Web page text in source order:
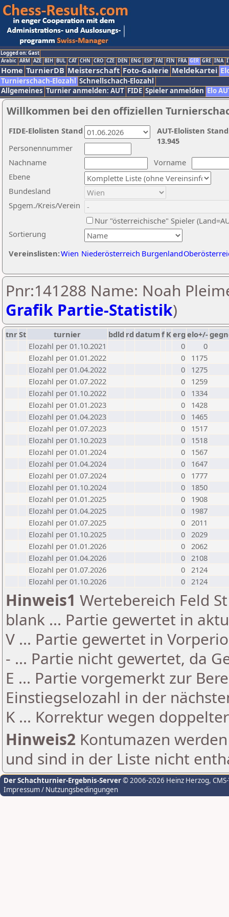
Logged on: Gast
Arabic ARM AZE BIH BUL CAT CHN CRO CZE DEN ENG ESP FAI FIN FRA GER GRE INA
Home TurnierDB Meisterschaft Foto-Galerie Meldekartei
Turnierschach-Elozahl Schnellschach-Elozahl
Allgemeines Turnier anmelden: AUT FIDE Spieler anmelden Elo
Willkommen bei den offiziellen
Nachname
Vorname
Ebene
Sortierung
Personennummer
Bundesland
Spgem./Kreis/Verein
Nur "österreichische" Spieler
Vereinslisten:Wien Niederösterreich Burgenland
AUT-Elolisten
13.945
FIDE-Elolisten Stand
Pnr:141288 Name: Noah
Grafik Partie-Statistik)
tnrSt turnier bdld rd datumf Kerg elo+/-
Elozahl per 01.10.2021
0
0
Elozahl per 01.01.2022
0
1175
Elozahl per 01.04.2022
0
1275
Elozahl per 01.07.2022
0
1259
Elozahl per 01.10.2022
0
1334
Elozahl per 01.01.2023
0
1428
Elozahl per 01.04.2023
0
1465
Elozahl per 01.07.2023
0
1517
Elozahl per 01.10.2023
0
1518
Elozahl per 01.01.2024
0
1567
Elozahl per 01.04.2024
0
1647
Elozahl per 01.07.2024
0
1777
Elozahl per 01.10.2024
0
1850
Elozahl per 01.01.2025
0
1908
Elozahl per 01.04.2025
0
1987
Elozahl per 01.07.2025
0 2011
Elozahl per 01.10.2025
0 2029
Elozahl per 01.01.2026
0 2062
Elozahl per 01.04.2026
0 2108
Elozahl per 01.07.2026
0 2124
Elozahl per 01.10.2026
0 2124
Hinweis1 Wertebereich Feld
blank ... Partie gewertet in
V ... Partie gewertet in
- ... Partie nicht gewertet, da
E ... Partie vorgemerkt zur
Einstiegselozahl in der
K ... Korrektur wegen
Hinweis2 Kontumazen
und sind in der Liste nicht
Der Schachturnier-Ergebnis-Server© 2006-2026 Heinz Herzog,
Impressum / Nutzungsbedingungen